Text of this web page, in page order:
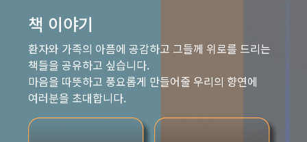
책 이야기
환자와 가족의 아픔에 공감하고 그들께 위로를 드리는
책들을 공유하고 싶습니다.
마음을 따뜻하고 풍요롭게 만들어줄 우리의 향연에
여러분을 초대합니다.